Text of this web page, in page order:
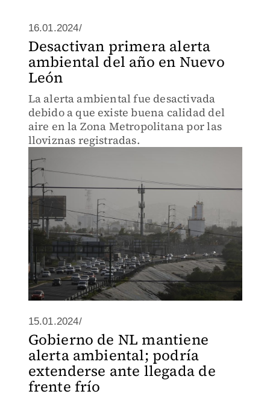
16.01.2024/
Desactivan primera alerta
ambiental del año en Nuevo
León
La alerta ambiental fue desactivada
debido a que existe buena calidad del
aire en la Zona Metropolitana por las
lloviznas registradas.
15.01.2024/
Gobierno de NL mantiene
alerta ambiental; podría
extenderse ante llegada de
frente frío